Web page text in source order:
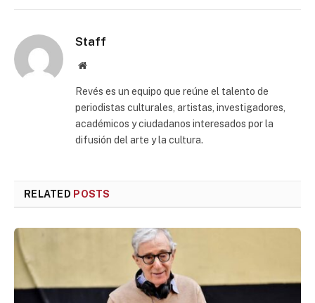
Staff
Website
Revés es un equipo que reúne el talento de
periodistas culturales, artistas, investigadores,
académicos y ciudadanos interesados por la
difusión del arte y la cultura.
RELATED POSTS